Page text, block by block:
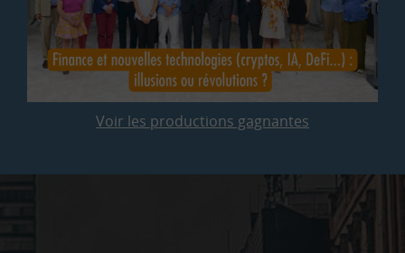
Voir les productions gagnantes